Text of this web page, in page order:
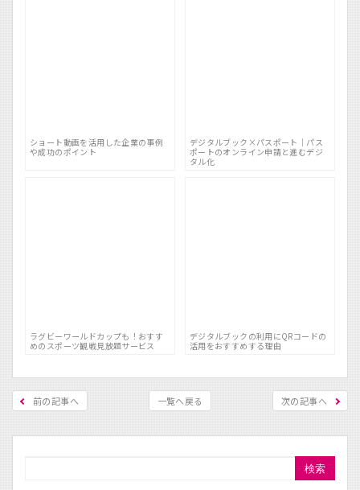
ショート動画を活用した企業の事例
や成功のポイント
デジタルブック×パスポート｜パス
ポートのオンライン申請と進むデジ
タル化
ラグビーワールドカップも！おすす
めのスポーツ観戦見放題サービス
デジタルブックの利用にQRコードの
活用をおすすめする理由
前の記事へ 一覧へ戻る 次の記事へ
検索